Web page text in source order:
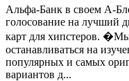
Альфа-Банк в своем А-
голосование на лучший
карт для хипстеров.
останавливаться на
популярных и самых
вариантов д...